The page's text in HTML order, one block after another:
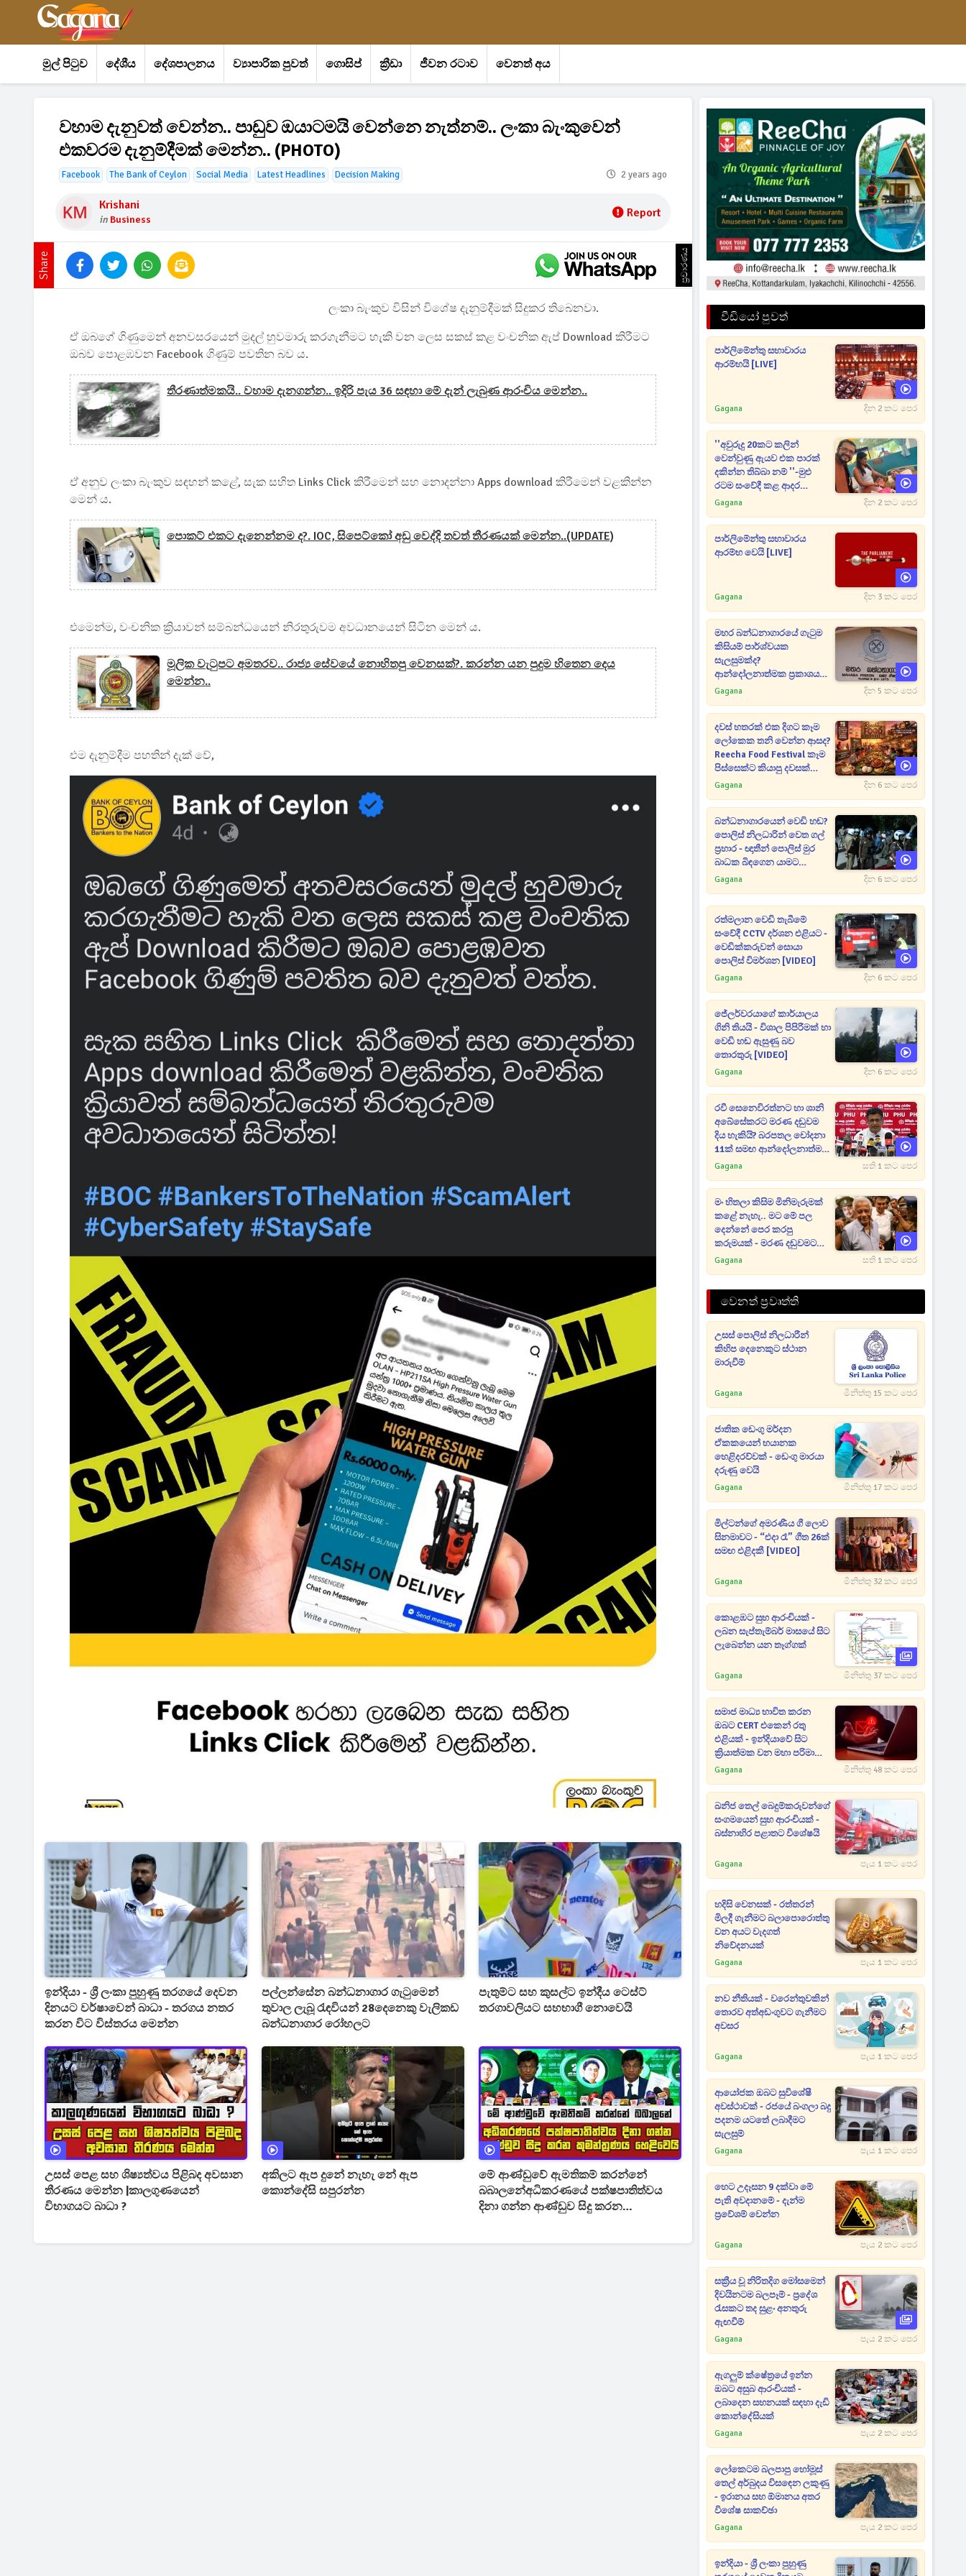
මුල් පිටුව දේශීය දේශපාලනය ව්‍යාපාරික පුවත් ගොසිප් ක්‍රීඩා ජීවන රටාව වෙනත් අය
වහාම දැනුවත් වෙන්න.. පාඩුව ඔයාටමයි වෙන්නෙ නැත්නම්.. ලංකා බැංකුවෙන්
එකවරම දැනුම්දීමක් මෙන්න.. (PHOTO)
Facebook The Bank of Ceylon Social Media Latest Headlines Decision Making 2 years ago
Krishani
in Business Report
Share ප්‍රචාරණය
ලංකා බැංකුව විසින් විශේෂ දැනුම්දීමක් සිදුකර තිබෙනවා.
ඒ ඔබගේ ගිණුමෙන් අනවසරයෙන් මුදල් හුවමාරු කරගැනීමට හැකි වන ලෙස සකස් කළ වංචනික ඇප් Download කිරීමට
ඔබව පොළඹවන Facebook ගිණුම් පවතින බව ය.
තීරණාත්මකයි.. වහාම දැනගන්න.. ඉදිරි පැය 36 සඳහා මේ දැන් ලැබුණ ආරංචිය මෙන්න..
ඒ අනුව ලංකා බැංකුව සඳහන් කළේ, සැක සහිත Links Click කිරීමෙන් සහ නොදන්නා Apps download කිරීමෙන් වළකින්න
මෙන් ය.
පොකට් එකට දැනෙන්නම ද?. IOC, සිපෙට්කෝ අඩු වෙද්දි තවත් තීරණයක් මෙන්න..(UPDATE)
එමෙන්ම, වංචනික ක්‍රියාවන් සම්බන්ධයෙන් නිරතුරුවම අවධානයෙන් සිටින මෙන් ය.
මූලික වැටුපට අමතරව.. රාජ්‍ය සේවයේ නොහිතපු වෙනසක්?. කරන්න යන පුදුම හිතෙන දෙය
මෙන්න..
එම දැනුම්දීම පහතින් දැක් වේ,
ඉන්දියා - ශ්‍රී ලංකා පුහුණු තරගයේ දෙවන
දිනයට වර්ෂාවෙන් බාධා - තරගය නතර
කරන විට විස්තරය මෙන්න
පල්ලන්සේන බන්ධනාගාර ගැටුමෙන්
තුවාල ලැබූ රැඳවියන් 28දෙනෙකු වැලිකඩ
බන්ධනාගාර රෝහලට
පැතුම්ට සහ කුසල්ට ඉන්දීය ටෙස්ට්
තරගාවලියට සහභාගී නොවෙයි
උසස් පෙළ සහ ශිෂ්‍යත්වය පිළිබද අවසාන
තීරණය මෙන්න |කාලගුණයෙන්
විභාගයට බාධා ?
අකිලට ඇප දුනේ නැහැ නේ ඇප
කොන්දේසි සපුරන්න
මේ ආණ්ඩුවේ ඇමතිකම් කරන්නේ
බබාලනේඅධිකරණයේ පක්ෂපාතිත්වය
දිනා ගන්න ආණ්ඩුව සිදු කරන
වීඩියෝ පුවත්
පාර්ලිමේන්තු සභාවාරය
ආරම්භයි [LIVE]
Gagana දින 2 කට පෙර
''අවුරුදු 20කට කලින්
වෙන්වුණු ඇයව එක පාරක්
දකින්න තිබ්බා නම් ''-මුළු
රටම සංවේදී කළ ආදර
අමරණීය මතකය
Gagana දින 2 කට පෙර
පාර්ලිමේන්තු සභාවාරය
ආරම්භ වෙයි [LIVE]
Gagana දින 3 කට පෙර
මහර බන්ධනාගාරයේ ගැටුම
කිසියම් පාර්ශ්වයක
සැලසුමක්ද?
ආන්දෝලනාත්මක ප්‍රකාශයක්
එළියට [VIDEO]
Gagana දින 5 කට පෙර
දවස් හතරක් එක දිගට කෑම
ලෝකෙක තනි වෙන්න ආසද?
Reecha Food Festival කෑම
පිස්සෙක්ට කියාපු දවසක්
මෙන්න
Gagana දින 6 කට පෙර
බන්ධනාගාරයෙන් වෙඩි හඬ?
පොලිස් නිලධාරින් වෙත ගල්
ප්‍රහාර - ඥාතීන් පොලිස් මුර
බාධක බිඳගෙන යාමට
උත්සාහයක [VIDEO]
Gagana දින 6 කට පෙර
රත්මලාන වෙඩි තැබීමේ
සංවේදී CCTV දර්ශන එළියට -
වෙඩික්කරුවන් සොයා
පොලිස් විමර්ශන [VIDEO]
Gagana දින 6 කට පෙර
ජේලර්වරයාගේ කාර්යාලය
ගිනි තියයි - විශාල පිපිරීමක් හා
වෙඩි හඬ ඇසුණු බව
තොරතුරු [VIDEO]
Gagana දින 6 කට පෙර
රවී සෙනෙවිරත්නට හා ශානි
අබේසේකරට මරණ දඬුවම
දිය හැකියි? බරපතල චෝදනා
11ක් සමඟ ආන්දෝලනාත්මක
ප්‍රකාශයක් [VIDEO]
Gagana සති 1 කට පෙර
මං හිතලා කිසිම මිනිමැරුමක්
කළේ නැහැ.. මට මේ පල
දෙන්නේ පෙර කරපු
කරුමයක් - මරණ දඬුවමට
කළින් කට ඇරපු පූජිත් හඬා
Gagana සති 1 කට පෙර
වෙනත් ප්‍රවෘත්ති
උසස් පොලිස් නිලධාරීන්
කිහිප දෙනෙකුට ස්ථාන
මාරුවීම්
Gagana මිනිත්තු 15 කට පෙර
ජාතික ඩෙංගු මර්දන
ඒකකයෙන් භයානක
හෙළිදරව්වක් - ඩෙංගු මාරයා
දරුණු වෙයි
Gagana මිනිත්තු 17 කට පෙර
මිල්ටන්ගේ අමරණීය ගී ලොව
සිනමාවට - “එදා රෑ” ගීත 26ක්
සමඟ එළිදකී [VIDEO]
Gagana මිනිත්තු 32 කට පෙර
කොළඹට සුභ ආරංචියක් -
ලබන සැප්තැම්බර් මාසයේ සිට
ලැබෙන්න යන තෑග්ගක්
Gagana මිනිත්තු 37 කට පෙර
සමාජ මාධ්‍ය භාවිත කරන
ඔබට CERT එකෙන් රතු
එළියක් - ඉන්දියාවේ සිට
ක්‍රියාත්මක වන මහා පරිමාණ
කප්පම් ජාවාරමක් අහුවෙයි
Gagana මිනිත්තු 48 කට පෙර
ඛනිජ තෙල් බෙදුම්කරුවන්ගේ
සංගමයෙන් සුභ ආරංචියක් -
බස්නාහිර පළාතට විශේෂයි
Gagana පැය 1 කට පෙර
හදිසි වෙනසක් - රත්තරන්
මිලදී ගැනීමට බලාපොරොත්තු
වන අයට වැදගත්
නිවේදනයක්
Gagana පැය 1 කට පෙර
නව නීතියක් - වරෙන්තුවකින්
තොරව අත්අඩංගුවට ගැනීමට
අවසර
Gagana පැය 1 කට පෙර
ආයෝජක ඔබට සුවිශේෂී
අවස්ථාවක් - රජයේ බංගලා බදු
පදනම යටතේ ලබාදීමට
සැලසුම්
Gagana පැය 1 කට පෙර
හෙට උදෑසන 9 දක්වා මේ
පැති අවදානමේ - දැන්ම
ප්‍රවේශම් වෙන්න
Gagana පැය 2 කට පෙර
සක්‍රීය වූ නිරිතදිග මෝසමෙන්
දිවයිනටම බලපෑම් - ප්‍රදේශ
රැසකට තද සුළං අනතුරු
ඇඟවීම්
Gagana පැය 2 කට පෙර
ඇගලුම් ක්ෂේත්‍රයේ ඉන්න
ඔබට අසුබ ආරංචියක් -
ලබාදෙන සහනයක් සඳහා දැඩි
කොන්දේසියක්
Gagana පැය 2 කට පෙර
ලෝකෙටම බලපාපු හෝමූස්
තෙල් අර්බුදය විසඳෙන ලකුණු
- ඉරානය සහ ඕමානය අතර
විශේෂ සාකච්ඡා
Gagana පැය 2 කට පෙර
ඉන්දියා - ශ්‍රී ලංකා පුහුණු